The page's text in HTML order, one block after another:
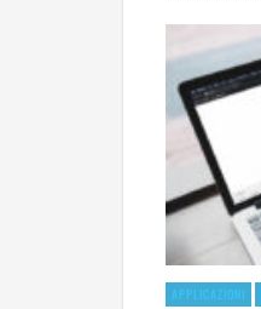
APPLICAZIONI